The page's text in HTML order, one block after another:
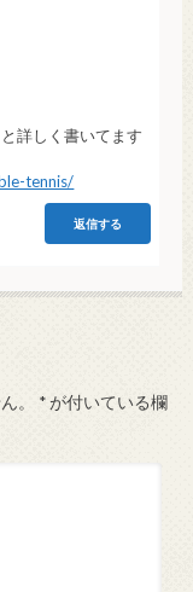
詳しく書いてます
tennis/
返信する
。 *が付いている欄